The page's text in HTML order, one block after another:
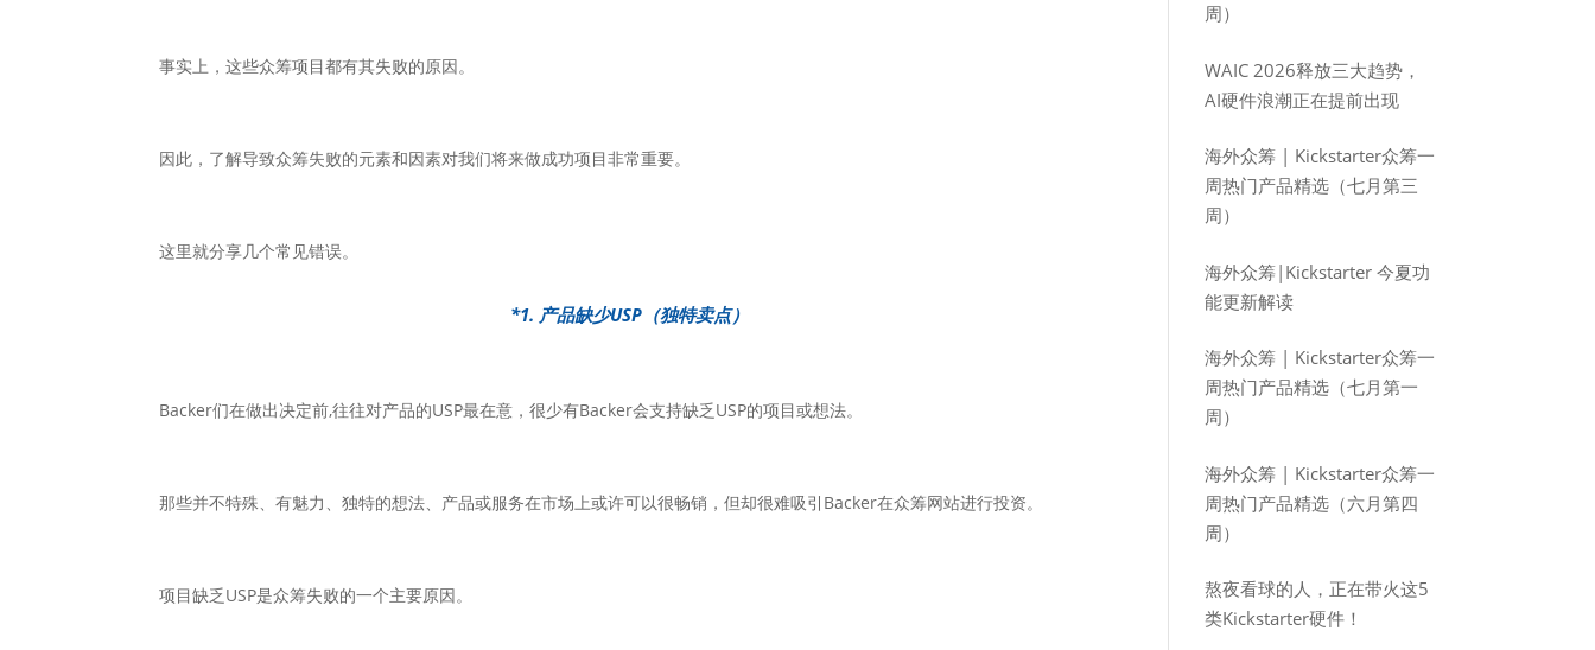
事实上，这些众筹项目都有其失败的原因。
因此，了解导致众筹失败的元素和因素对我们将来做成功项目非常重要。
这里就分享几个常见错误。
*1. 产品缺少USP（独特卖点）
Backer们在做出决定前,往往对产品的USP最在意，很少有Backer会支持缺乏USP的项目或想法。
那些并不特殊、有魅力、独特的想法、产品或服务在市场上或许可以很畅销，但却很难吸引Backer在众筹网站进行投资。
项目缺乏USP是众筹失败的一个主要原因。
周）
WAIC 2026释放三大趋势，
AI硬件浪潮正在提前出现
海外众筹 | Kickstarter众筹一
周热门产品精选（七月第三
周）
海外众筹|Kickstarter 今夏功
能更新解读
海外众筹 | Kickstarter众筹一
周热门产品精选（七月第一
周）
海外众筹 | Kickstarter众筹一
周热门产品精选（六月第四
周）
熬夜看球的人，正在带火这5
类Kickstarter硬件！